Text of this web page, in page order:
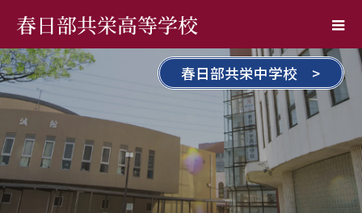
春日部共栄高等学校
春日部共栄中学校 >